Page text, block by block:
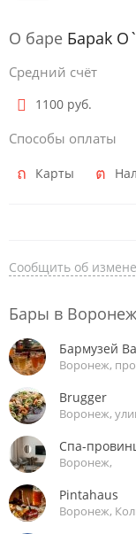
О баре Барak
Средний счёт
1100 руб.
Способы оплаты
Карты
Сообщить об
Бары в
Бармузей
Воронеж,
Brugger
Воронеж,
Спа-
Воронеж,
Pintahaus
Воронеж,